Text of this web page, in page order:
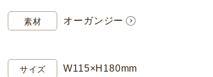
素材 オーガンジー
サイズ W115×H180mm